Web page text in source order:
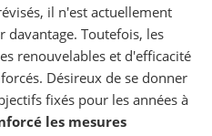
il n'est actuellement
davantage. Toutefois, les
renouvelables et d'efficacité
Désireux de se donner
fixés pour les années à
les mesures